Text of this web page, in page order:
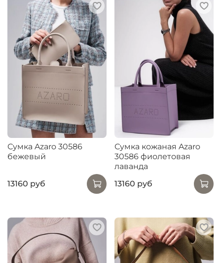
Сумка Azaro 30586
бежевый
13160 руб
Сумка кожаная Azaro
30586 фиолетовая
лаванда
13160 руб